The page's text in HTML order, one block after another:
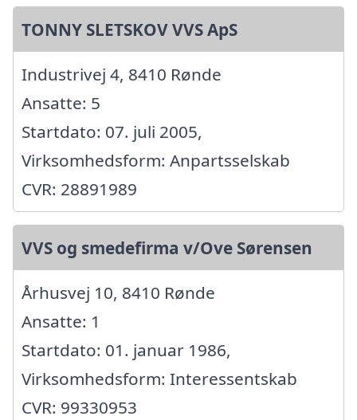
TONNY SLETSKOV VVS ApS
Industrivej 4, 8410 Rønde
Ansatte: 5
Startdato: 07. juli 2005,
Virksomhedsform: Anpartsselskab
CVR: 28891989
VVS og smedefirma v/Ove Sørensen
Århusvej 10, 8410 Rønde
Ansatte: 1
Startdato: 01. januar 1986,
Virksomhedsform: Interessentskab
CVR: 99330953